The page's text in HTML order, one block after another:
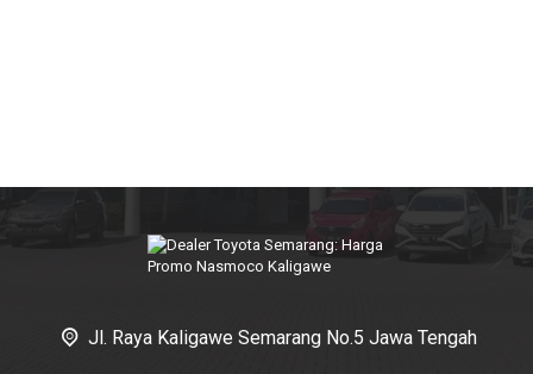
Jl. Raya Kaligawe Semarang No.5 Jawa Tengah